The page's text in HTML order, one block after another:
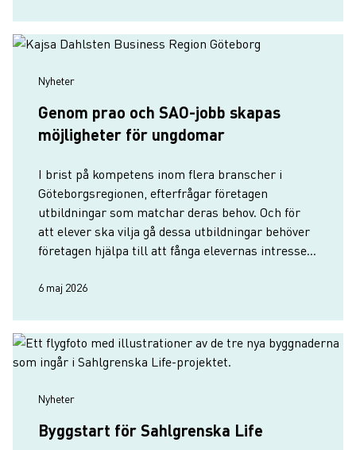
Nyheter
Genom prao och SAO-jobb skapas
möjligheter för ungdomar
I brist på kompetens inom flera branscher i
Göteborgsregionen, efterfrågar företagen
utbildningar som matchar deras behov. Och för
att elever ska vilja gå dessa utbildningar behöver
företagen hjälpa till att fånga elevernas intresse.
introducera branschen f…
6 maj 2026
Nyheter
Byggstart för Sahlgrenska Life